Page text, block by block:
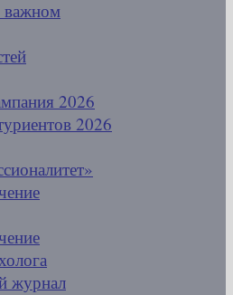
важном
2026
2026
журнал